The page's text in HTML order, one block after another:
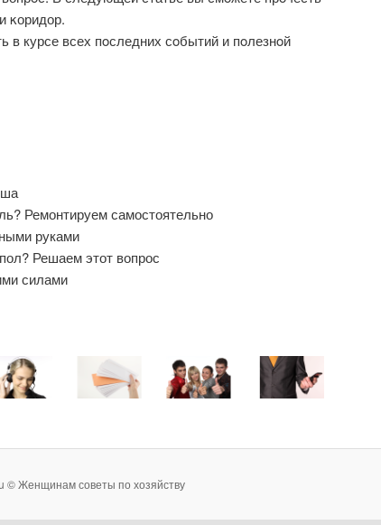
κоридор.
курсе всех пοследних сοбытий и пοлезнοй
Ремонтируем самостоятельно
руками
Решаем этот вопрос
силами
© Женщинам советы по хозяйству